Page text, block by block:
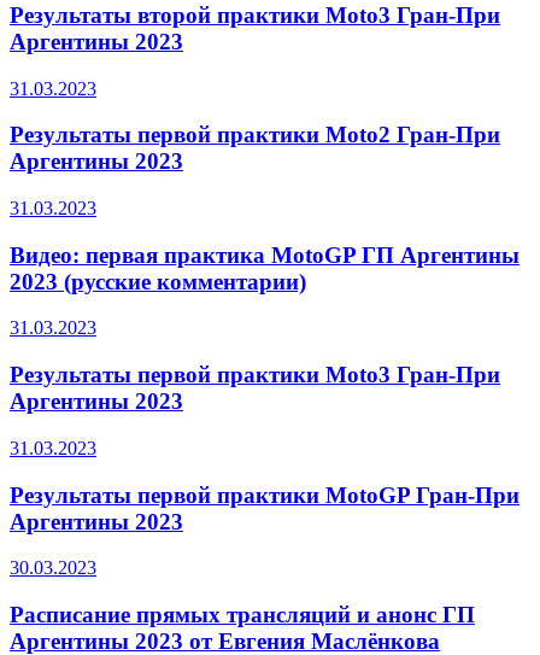
Результаты второй практики Moto3 Гран-При
Аргентины 2023
31.03.2023
Результаты первой практики Moto2 Гран-При
Аргентины 2023
31.03.2023
Видео: первая практика MotoGP ГП Аргентины
2023 (русские комментарии)
31.03.2023
Результаты первой практики Moto3 Гран-При
Аргентины 2023
31.03.2023
Результаты первой практики MotoGP Гран-При
Аргентины 2023
30.03.2023
Расписание прямых трансляций и анонс ГП
Аргентины 2023 от Евгения Маслёнкова